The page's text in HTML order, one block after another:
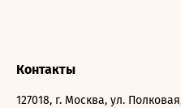
Контакты
127018, г. Москва, ул.